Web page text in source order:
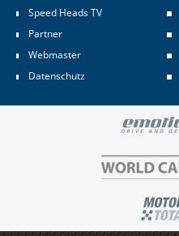
Speed Heads TV
Partner
Webmaster
Datenschutz